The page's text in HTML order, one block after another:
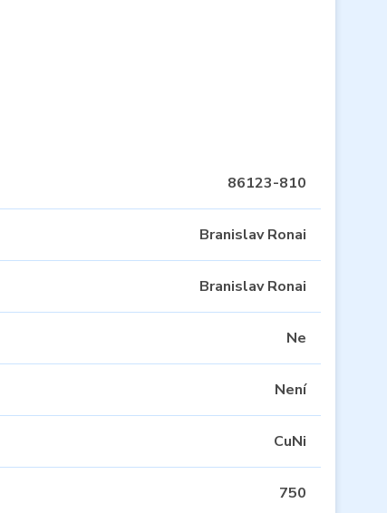
86123-810
Branislav Ronai
Branislav Ronai
Ne
Není
CuNi
750